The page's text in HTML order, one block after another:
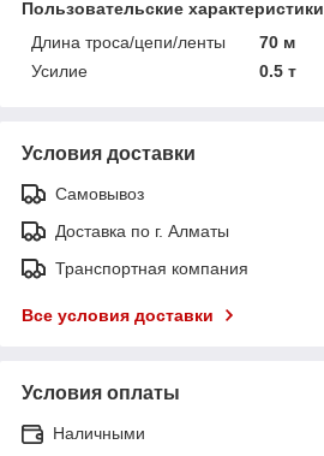
Пользовательские характеристики
Длина троса/цепи/ленты
70 м
Усилие
0.5 т
Условия доставки
Самовывоз
Доставка по г. Алматы
Транспортная компания
Все условия доставки
Условия оплаты
Наличными